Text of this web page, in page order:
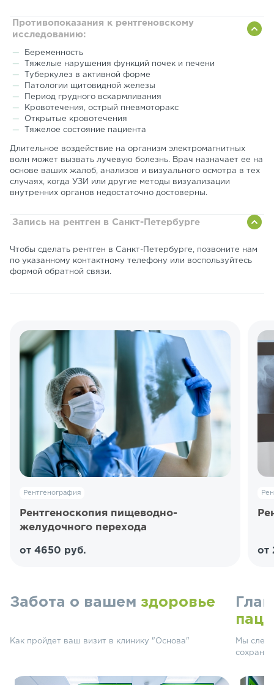
Противопоказания к рентгеновскому
исследованию:
Беременность
Тяжелые нарушения функций почек и печени
Туберкулез в активной форме
Патологии щитовидной железы
Период грудного вскармливания
Кровотечения, острый пневмоторакс
Открытые кровотечения
Тяжелое состояние пациента
Длительное воздействие на организм электромагнитных
волн может вызвать лучевую болезнь. Врач назначает ее на
основе ваших жалоб, анализов и визуального осмотра в тех
случаях, когда УЗИ или другие методы визуализации
внутренних органов недостаточно достоверны.
Запись на рентген в Санкт-Петербурге
Чтобы сделать рентген в Санкт-Петербурге, позвоните нам
по указанному контактному телефону или воспользуйтесь
формой обратной связи.
Рентгенография
Рентгеноскопия пищеводно-
желудочного перехода
от 4650 руб. от
Забота о вашем здоровье
Как пройдет ваш визит в клинику "Основа"
Мы